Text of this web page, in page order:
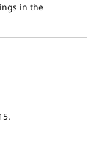
in the